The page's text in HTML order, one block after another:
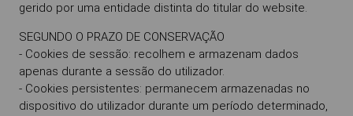
gerido por uma entidade distinta do titular do website.
SEGUNDO O PRAZO DE CONSERVAÇÃO
- Cookies de sessão: recolhem e armazenam dados
apenas durante a sessão do utilizador.
- Cookies persistentes: permanecem armazenadas no
dispositivo do utilizador durante um período determinado,